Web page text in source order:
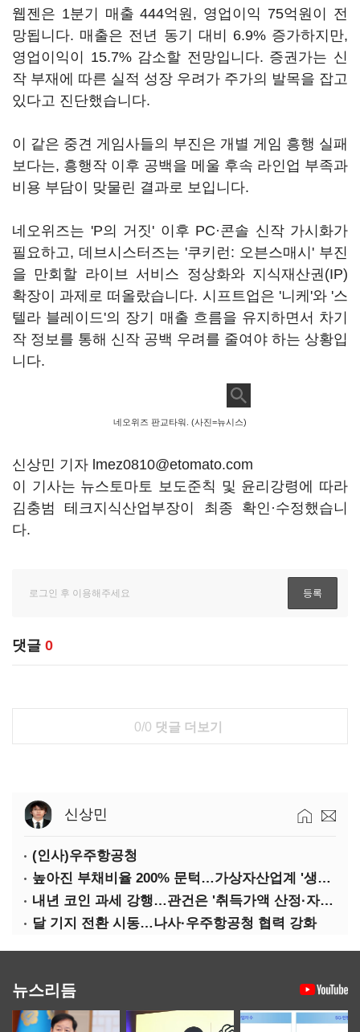
웹젠은 1분기 매출 444억원, 영업이익 75억원이 전
망됩니다. 매출은 전년 동기 대비 6.9% 증가하지만,
영업이익이 15.7% 감소할 전망입니다. 증권가는 신
작 부재에 따른 실적 성장 우려가 주가의 발목을 잡고
있다고 진단했습니다.
이 같은 중견 게임사들의 부진은 개별 게임 흥행 실패
보다는, 흥행작 이후 공백을 메울 후속 라인업 부족과
비용 부담이 맞물린 결과로 보입니다.
네오위즈는 'P의 거짓' 이후 PC·콘솔 신작 가시화가
필요하고, 데브시스터즈는 '쿠키런: 오븐스매시' 부진
을 만회할 라이브 서비스 정상화와 지식재산권(IP)
확장이 과제로 떠올랐습니다. 시프트업은 '니케'와 '스
텔라 블레이드'의 장기 매출 흐름을 유지하면서 차기
작 정보를 통해 신작 공백 우려를 줄여야 하는 상황입
니다.
네오위즈 판교타워. (사진=뉴시스)
신상민 기자 lmez0810@etomato.com
이 기사는 뉴스토마토 보도준칙 및 윤리강령에 따라
김충범 테크지식산업부장이 최종 확인·수정했습니
다.
댓글 0
0/0 댓글 더보기
신상민
(인사)우주항공청
높아진 부채비율 200% 문턱…가상자산업계 '생존 시험대'
내년 코인 과세 강행…관건은 '취득가액 산정·자산 이동'
달 기지 전환 시동…나사·우주항공청 협력 강화
뉴스리듬